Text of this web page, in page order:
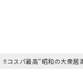
!!コスパ最高“昭和の大衆居